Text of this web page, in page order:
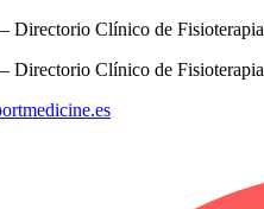
Directorio Clínico de Fisioterapia
Directorio Clínico de Fisioterapia